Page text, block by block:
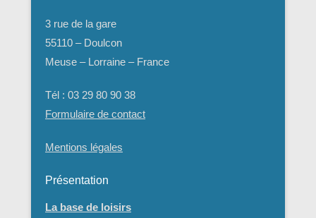
3 rue de la gare
55110 – Doulcon
Meuse – Lorraine – France
Tél : 03 29 80 90 38
Formulaire de contact
Mentions légales
Présentation
La base de loisirs